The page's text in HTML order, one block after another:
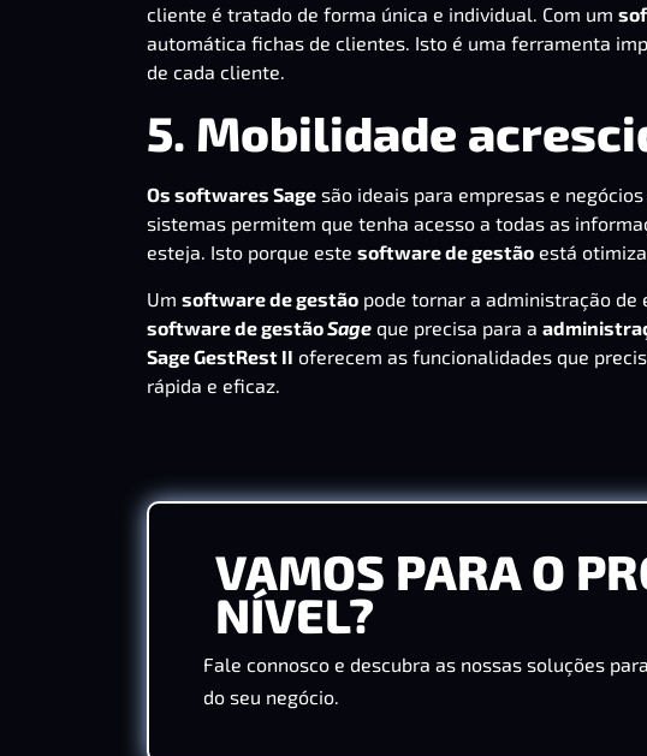
cliente é tratado de forma única e individual. Com um
automática fichas de clientes. Isto é uma ferramenta
de cada cliente.
5. Mobilidade
Os softwares Sage são ideais para empresas e
sistemas permitem que tenha acesso a todas as
esteja. Isto porque este software de gestão está
Um software de gestão pode tornar a administração de
software de gestão Sage que precisa para a
Sage GestRest II oferecem as funcionalidades que
rápida e eficaz.
VAMOS PARA O
NÍVEL?
Fale connosco e descubra as nossas soluções
do seu negócio.